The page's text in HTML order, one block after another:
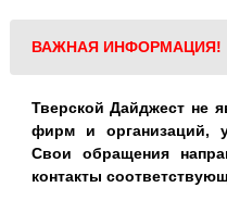
ВАЖНАЯ ИНФОРМАЦИЯ!
Тверской Дайджест не
фирм и организаций,
Свои обращения
контакты